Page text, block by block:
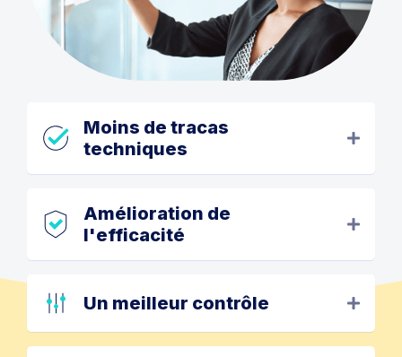
Moins de tracas
techniques
Amélioration de
l'efficacité
Un meilleur contrôle